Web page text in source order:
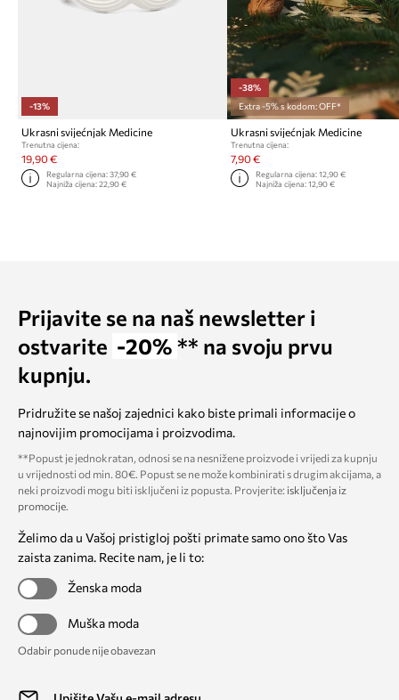
-13%
Ukrasni svijećnjak Medicine
Trenutna cijena:
19,90 €
Regularna cijena:37,90 €
Najniža cijena:22,90 €
-38%
Extra -5% s kodom: OFF*
Ukrasni svijećnjak Medicine
Trenutna cijena:
7,90 €
Regularna cijena: 12,90 €
Najniža cijena: 12,90 €
Prijavite se na naš newsletter i
ostvarite -20% ** na svoju prvu
kupnju.
Pridružite se našoj zajednici kako biste primali informacije o
najnovijim promocijama i proizvodima.
**Popust je jednokratan, odnosi se na nesnižene proizvode i vrijedi za kupnju
u vrijednosti od min. 80€. Popust se ne može kombinirati s drugim akcijama, a
neki proizvodi mogu biti isključeni iz popusta. Provjerite: isključenja iz
promocije.
Želimo da u Vašoj pristigloj pošti primate samo ono što Vas
zaista zanima. Recite nam, je li to:
Ženska moda
Muška moda
Odabir ponude nije obavezan